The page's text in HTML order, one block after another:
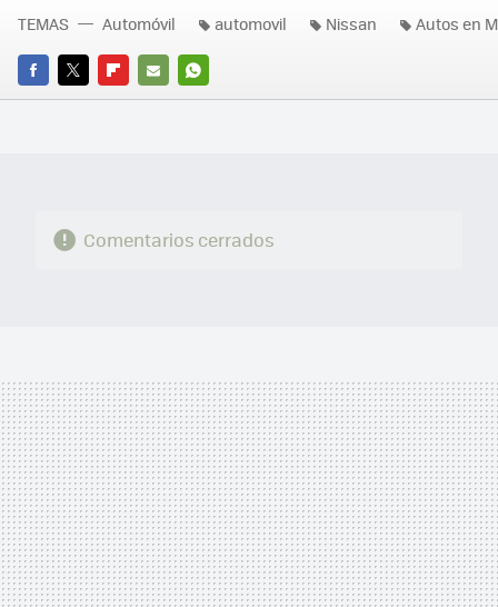
FACEBOOK
TWITTERFLIPBOARD
E-
WHATSAPP
TEMAS Automóvil automovil Nissan Autos en
Comentarios cerrados